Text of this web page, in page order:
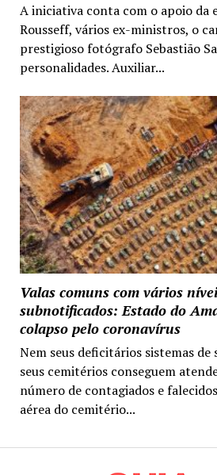
A iniciativa conta com o apoio da
Rousseff, vários ex-ministros, o
prestigioso fotógrafo Sebastião
personalidades. Auxiliar...
Valas comuns com vários
subnotificados: Estado do
colapso pelo coronavírus
Nem seus deficitários sistemas de
seus cemitérios conseguem
número de contagiados e
aérea do cemitério...